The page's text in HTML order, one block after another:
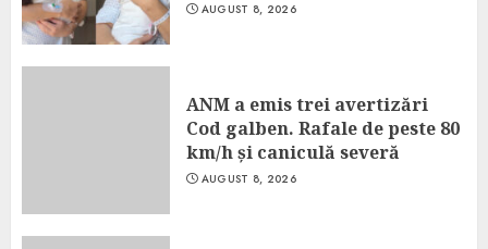
AUGUST 8, 2026
ANM a emis trei avertizări
Cod galben. Rafale de peste 80
km/h și caniculă severă
AUGUST 8, 2026